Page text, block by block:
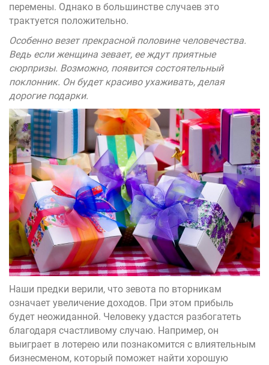
перемены. Однако в большинстве случаев это
трактуется положительно.
Особенно везет прекрасной половине человечества.
Ведь если женщина зевает, ее ждут приятные
сюрпризы. Возможно, появится состоятельный
поклонник. Он будет красиво ухаживать, делая
дорогие подарки.
Наши предки верили, что зевота по вторникам
означает увеличение доходов. При этом прибыль
будет неожиданной. Человеку удастся разбогатеть
благодаря счастливому случаю. Например, он
выиграет в лотерею или познакомится с влиятельным
бизнесменом, который поможет найти хорошую